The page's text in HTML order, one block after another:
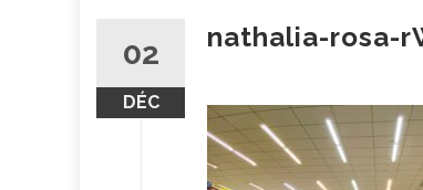
02
DÉC
nathalia-rosa-